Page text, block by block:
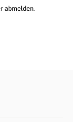
abmelden.